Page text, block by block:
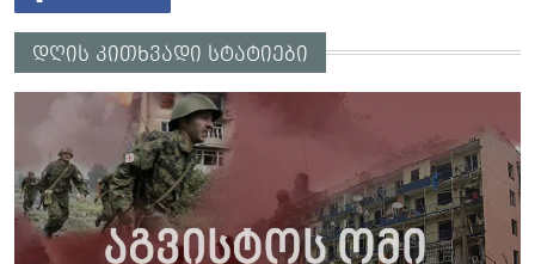
დღის კითხვადი სტატიები